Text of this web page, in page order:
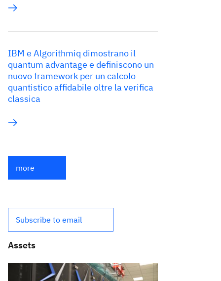
IBM e Algorithmiq dimostrano il
quantum advantage e definiscono un
nuovo framework per un calcolo
quantistico affidabile oltre la verifica
classica
more
Subscribe to email
Assets